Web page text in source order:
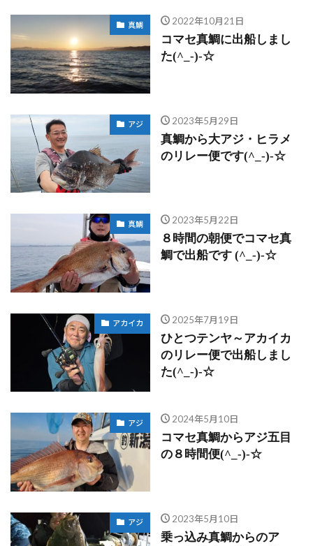
真鯛 2022年10月21日
コマセ真鯛に出船しまし
た(^_-)-☆
アジ 2023年5月29日
真鯛から大アジ・ヒラメ
のリレー便です(^_-)-☆
真鯛 2023年5月22日
８時間の朝便でコマセ真
鯛で出船です (^_-)-☆
アカイカ 2025年7月19日
ひとつテンヤ～アカイカ
のリレー便で出船しまし
た(^_-)-☆
アジ 2024年5月10日
コマセ真鯛からアジ五目
の８時間便(^_-)-☆
アジ 2023年5月10日
乗っ込み真鯛からのア